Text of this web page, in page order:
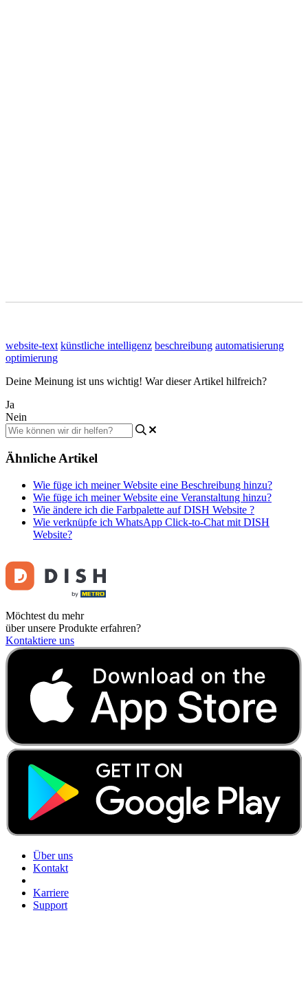
website-text künstliche intelligenz beschreibung automatisierung
optimierung
Deine Meinung ist uns wichtig! War dieser Artikel hilfreich?
Ja
Nein
Ähnliche Artikel
Wie füge ich meiner Website eine Beschreibung hinzu?
Wie füge ich meiner Website eine Veranstaltung hinzu?
Wie ändere ich die Farbpalette auf DISH Website ?
Wie verknüpfe ich WhatsApp Click-to-Chat mit DISH
Website?
Möchtest du mehr
über unsere Produkte erfahren?
Kontaktiere uns
Über uns
Kontakt
Karriere
Support